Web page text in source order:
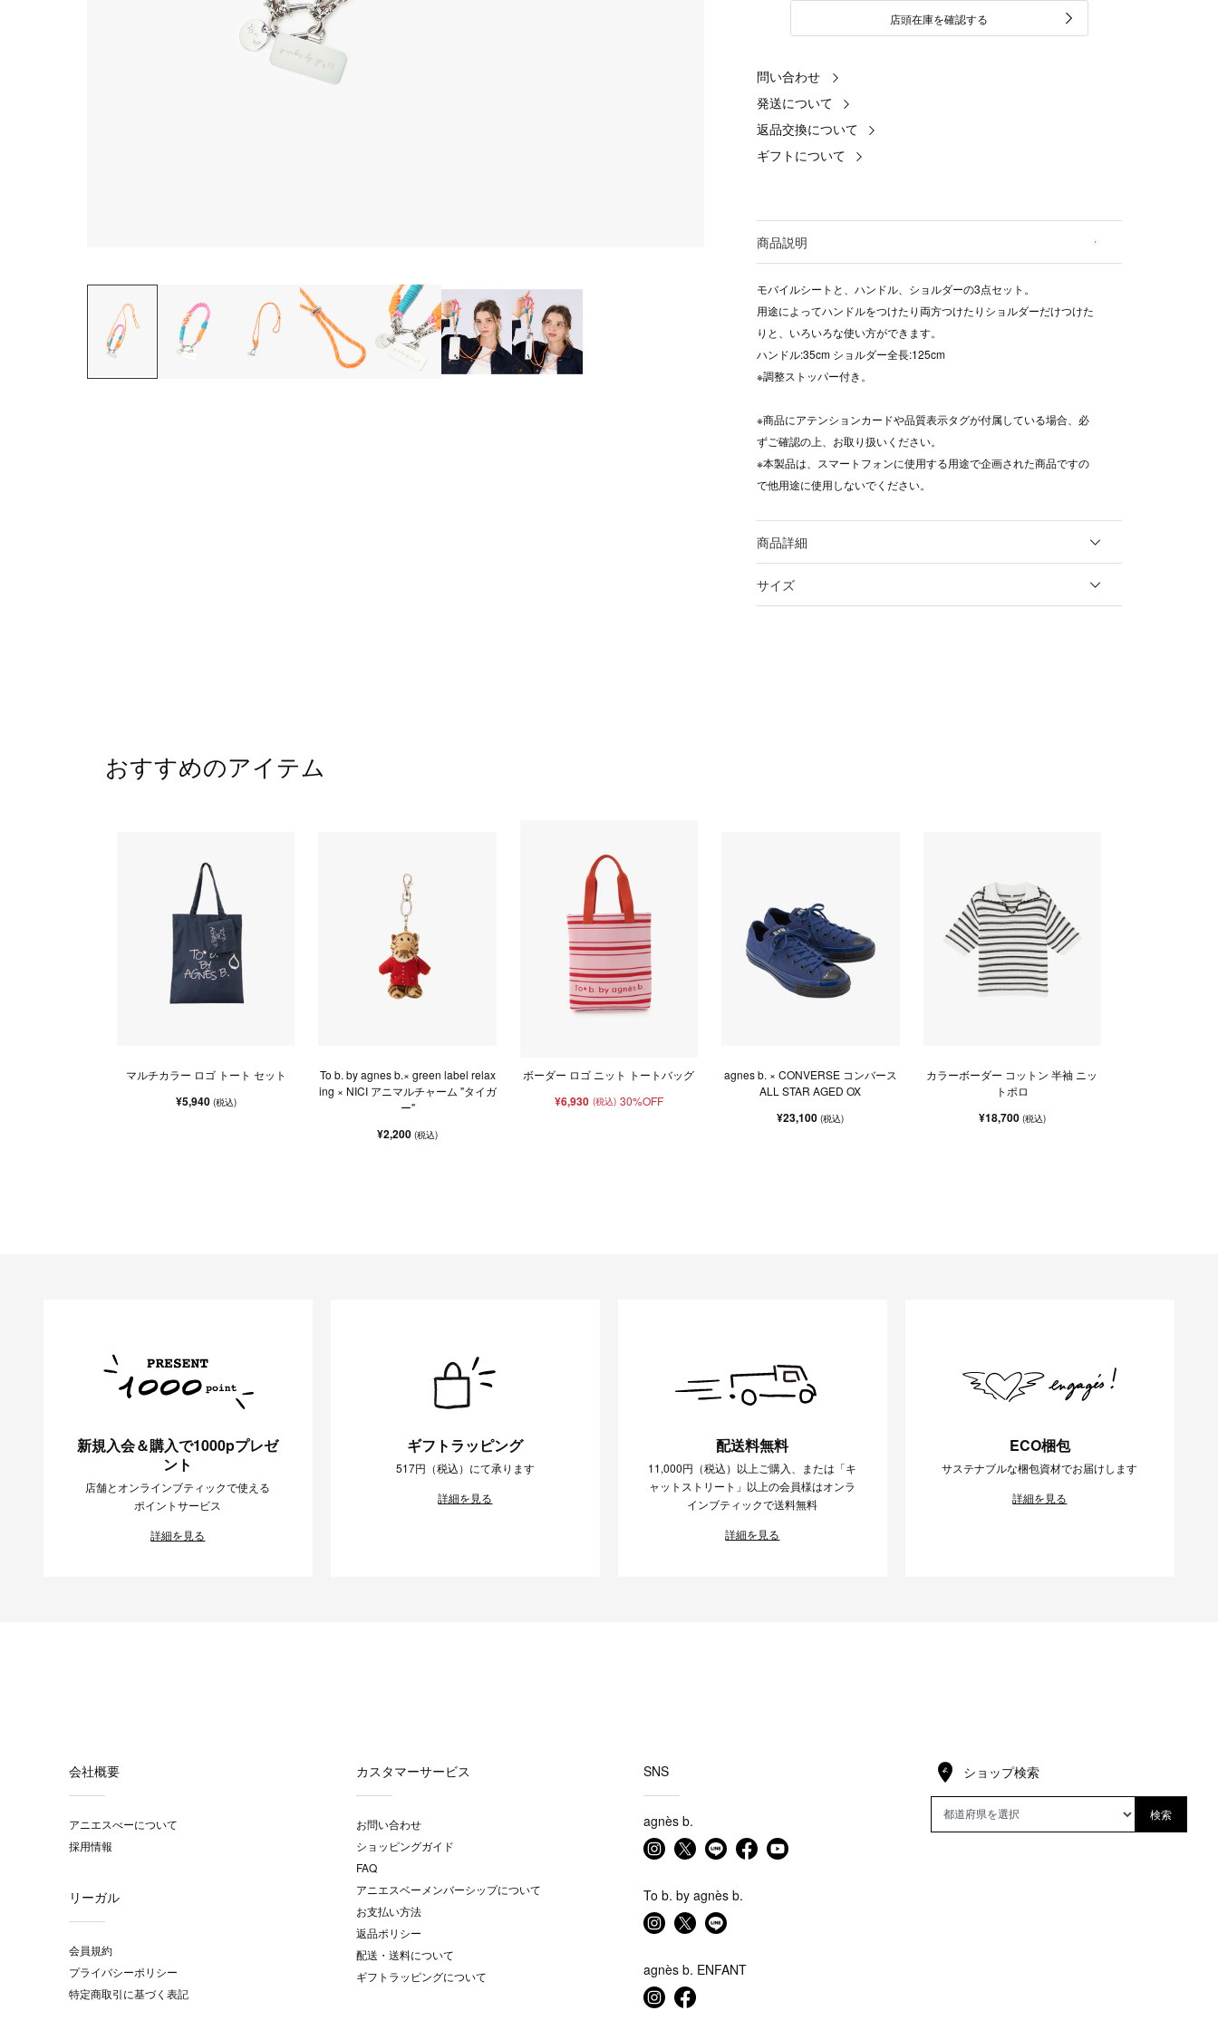
店頭在庫を確認する
問い合わせ
発送について
返品交換について
ギフトについて
商品説明
モバイルシートと、ハンドル、ショルダーの3点セット。
用途によってハンドルをつけたり両方つけたりショルダーだけつけた
りと、いろいろな使い方ができます。
ハンドル:35cm ショルダー全長:125cm
※調整ストッパー付き。
※商品にアテンションカードや品質表示タグが付属している場合、必
ずご確認の上、お取り扱いください。
※本製品は、スマートフォンに使用する用途で企画された商品ですの
で他用途に使用しないでください。
商品詳細
サイズ
おすすめのアイテム
マルチカラー ロゴ トート セット
¥5,940 (税込)
To b. by agnes b.× green label relax
ing × NICI アニマルチャーム "タイガ
ー"
¥2,200(税込)
ボーダー ロゴ ニット トートバッグ
¥6,930 (税込) 30%OFF
agnes b. × CONVERSE コンバース
ALL STAR AGED OX
¥23,100(税込)
カラーボーダー コットン 半袖 ニッ
トポロ
¥18,700 (税込)
新規入会＆購入で1000pプレゼ
ント
店舗とオンラインブティックで使える
ポイントサービス
詳細を見る
ギフトラッピング
517円（税込）にて承ります
詳細を見る
配送料無料
11,000円（税込）以上ご購入、または「キ
ャットストリート」以上の会員様はオンラ
インブティックで送料無料
詳細を見る
ECO梱包
サステナブルな梱包資材でお届けします
詳細を見る
会社概要
アニエスべーについて
採用情報
リーガル
会員規約
プライバシーポリシー
特定商取引に基づく表記
カスタマーサービス
お問い合わせ
ショッピングガイド
FAQ
アニエスベーメンバーシップについて
お支払い方法
返品ポリシー
配送・送料について
ギフトラッピングについて
SNS
agnès b.
To b. by agnès b.
agnès b. ENFANT
ショップ検索
検索